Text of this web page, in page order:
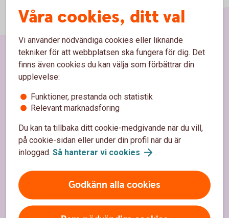
Våra cookies, ditt val
Vi använder nödvändiga cookies eller liknande
tekniker för att webbplatsen ska fungera för dig. Det
finns även cookies du kan välja som förbättrar din
upplevelse:
Funktioner, prestanda och statistik
Relevant marknadsföring
Du kan ta tillbaka ditt cookie-medgivande när du vill,
på cookie-sidan eller under din profil när du är
inloggad. Så hanterar vi cookies .
Godkänn alla cookies
Sidfot
Hitta snabbt
Kontakt
Hitta bankkontor
Bli kund
Priser, räntor och kurser